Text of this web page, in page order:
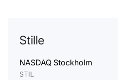
Stille
NASDAQ Stockholm
STIL